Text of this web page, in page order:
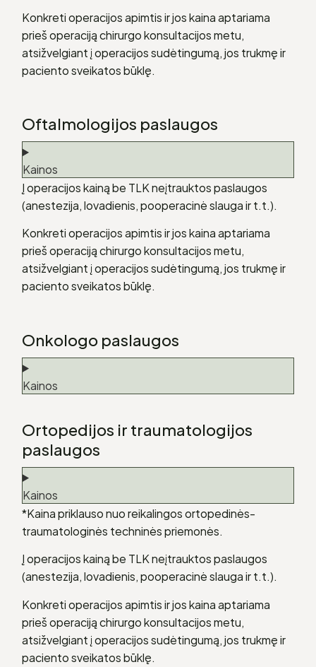
Konkreti operacijos apimtis ir jos kaina aptariama
prieš operaciją chirurgo konsultacijos metu,
atsižvelgiant į operacijos sudėtingumą, jos trukmę ir
paciento sveikatos būklę.
Oftalmologijos paslaugos
Kainos
Į operacijos kainą be TLK neįtrauktos paslaugos
(anestezija, lovadienis, pooperacinė slauga ir t.t.).
Konkreti operacijos apimtis ir jos kaina aptariama
prieš operaciją chirurgo konsultacijos metu,
atsižvelgiant į operacijos sudėtingumą, jos trukmę ir
paciento sveikatos būklę.
Onkologo paslaugos
Kainos
Ortopedijos ir traumatologijos
paslaugos
Kainos
*Kaina priklauso nuo reikalingos ortopedinės-
traumatologinės techninės priemonės.
Į operacijos kainą be TLK neįtrauktos paslaugos
(anestezija, lovadienis, pooperacinė slauga ir t.t.).
Konkreti operacijos apimtis ir jos kaina aptariama
prieš operaciją chirurgo konsultacijos metu,
atsižvelgiant į operacijos sudėtingumą, jos trukmę ir
paciento sveikatos būklę.